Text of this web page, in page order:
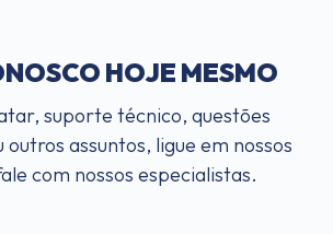
HOJE MESMO
suporte técnico, questões
outros assuntos, ligue em nossos
com nossos especialistas.